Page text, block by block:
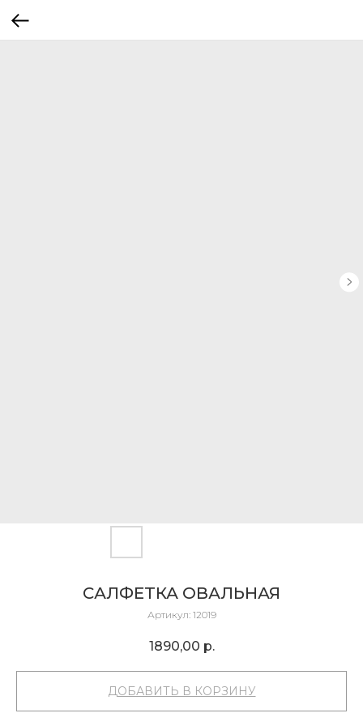
САЛФЕТКА ОВАЛЬНАЯ
Артикул: 12019
1890,00 р.
ДОБАВИТЬ В КОРЗИНУ